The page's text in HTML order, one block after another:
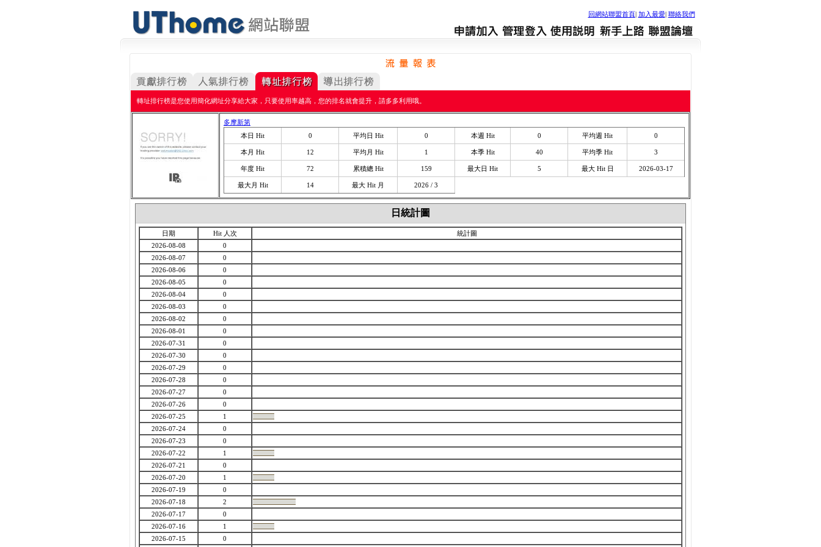
回網站聯盟首頁| 加入最愛| 聯絡我們
轉址排行榜是您使用簡化網址分享給大家，只要使用率越高，您的排名就會提升，請多多利用哦。
多摩新第
本日 Hit
0 平均日 Hit 0 本週 Hit 0 平均週 Hit 0
本月 Hit 12 平均月 Hit 1 本季 Hit 40 平均季 Hit 3
年度 Hit 72 累積總 Hit 159 最大日 Hit 5 最大 Hit 日 2026-03-17
最大月 Hit 14 最大 Hit 月 2026 / 3
日統計圖
日期 Hit 人次
統計圖
2026-08-08
0
2026-08-07
0
2026-08-06
0
2026-08-05
0
2026-08-04
0
2026-08-03
0
2026-08-02
0
2026-08-01
0
2026-07-31
0
2026-07-30
0
2026-07-29
0
2026-07-28
0
2026-07-27
0
2026-07-26
0
2026-07-25
1
2026-07-24
0
2026-07-23
0
2026-07-22
1
2026-07-21
0
2026-07-20
1
2026-07-19
0
2026-07-18
2
2026-07-17
0
2026-07-16
1
2026-07-15
0